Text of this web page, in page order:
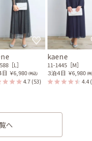
［L］
日 ￥6,980 (税込)
4.7(53)
kaene
11-1445［M］
３泊４日 ￥6,980 (
4.4
へ